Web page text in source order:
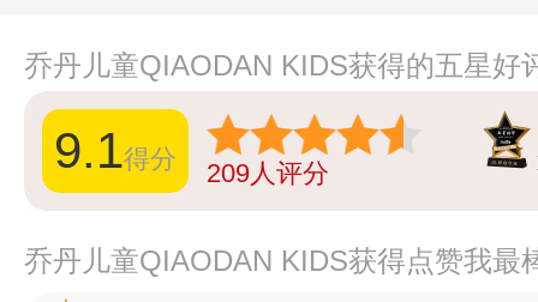
乔丹儿童QIAODAN KIDS获得的五星好
9.1得分 209人评分
乔丹儿童QIAODAN KIDS获得点赞我最